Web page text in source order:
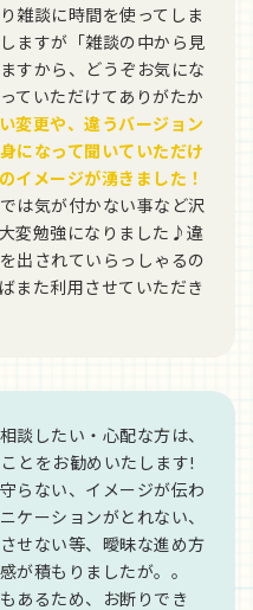
雑談に時間を使ってしま
ますが「雑談の中から見
すから、どうぞお気にな
ていただけてありがたか
変更や、違うバージョン
になって聞いていただけ
イメージが湧きました！
は気が付かない事など沢
変勉強になりました♪違
出されていらっしゃるの
また利用させていただき
談したい・心配な方は、
とをお勧めいたします!
らない、イメージが伝わ
ケーションがとれない、
せない等、曖昧な進め方
が積もりましたが。。
あるため、お断りでき